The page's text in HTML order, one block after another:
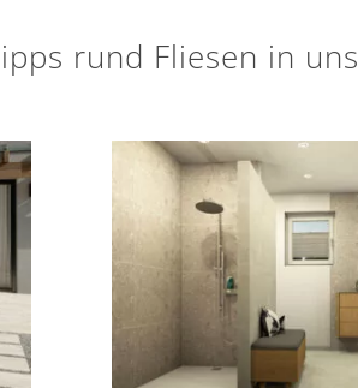
rund Fliesen in